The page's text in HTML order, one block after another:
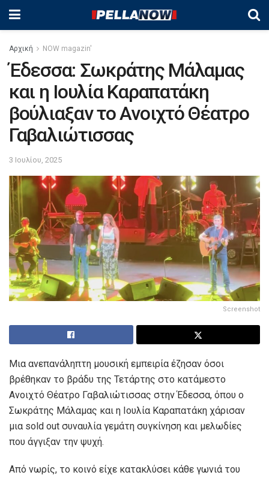
Αρχική NOW magazin'
Έδεσσα: Σωκράτης Μάλαμας
και η Ιουλία Καραπατάκη
βούλιαξαν το Ανοιχτό Θέατρο
Γαβαλιώτισσας
3 Ιουλίου, 2025
Screenshot
Μια ανεπανάληπτη μουσική εμπειρία έζησαν όσοι
βρέθηκαν το βράδυ της Τετάρτης στο κατάμεστο
Ανοιχτό Θέατρο Γαβαλιώτισσας στην Έδεσσα, όπου ο
Σωκράτης Μάλαμας και η Ιουλία Καραπατάκη χάρισαν
μια sold out συναυλία γεμάτη συγκίνηση και μελωδίες
που άγγιξαν την ψυχή.
Από νωρίς, το κοινό είχε κατακλύσει κάθε γωνιά του